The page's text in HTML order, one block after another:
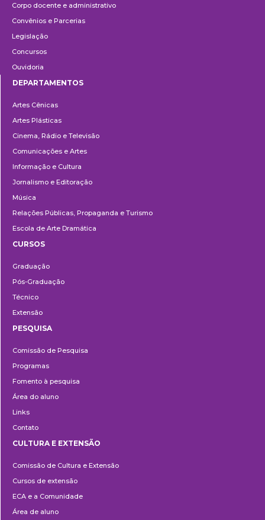
Corpo docente e administrativo
Convênios e Parcerias
Legislação
Concursos
Ouvidoria
DEPARTAMENTOS
Artes Cênicas
Artes Plásticas
Cinema, Rádio e Televisão
Comunicações e Artes
Informação e Cultura
Jornalismo e Editoração
Música
Relações Públicas, Propaganda e Turismo
Escola de Arte Dramática
CURSOS
Graduação
Pós-Graduação
Técnico
Extensão
PESQUISA
Comissão de Pesquisa
Programas
Fomento à pesquisa
Área do aluno
Links
Contato
e
Extensão
CULTURA E EXTENSÃO
Comissão de Cultura e Extensão
Cursos de extensão
ECA e a Comunidade
Área de aluno